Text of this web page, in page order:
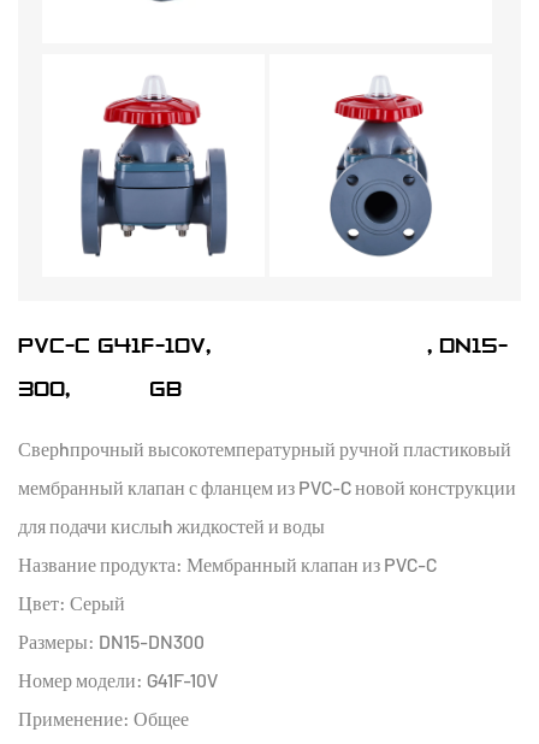
PVC-C G41F-10V, ДИАФРАГМОВЫЙ КЛАПАН ФЛАНЦЕВЫЙ, DN15-
300, СТАНДАРТА GB
Сверhпрочный высокотемпературный ручной пластиковый
мембранный клапан с фланцем из PVC-C новой конструкции
для подачи кислыh жидкостей и воды
Название продукта: Мембранный клапан из PVC-C
Цвет: Серый
Размеры: DN15-DN300
Номер модели: G41F-10V
Применение: Общее